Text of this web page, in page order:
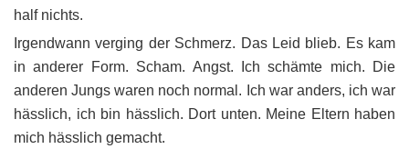
half nichts.
Irgendwann verging der Schmerz. Das Leid blieb. Es kam
in anderer Form. Scham. Angst. Ich schämte mich. Die
anderen Jungs waren noch normal. Ich war anders, ich war
hässlich, ich bin hässlich. Dort unten. Meine Eltern haben
mich hässlich gemacht.